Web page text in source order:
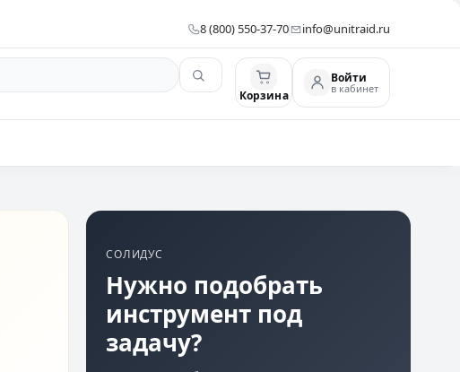
8 (800) 550-37-70 info@unitraid.ru
Корзина
Войти
в кабинет
СОЛИДУС
Нужно подобрать
инструмент под
задачу?